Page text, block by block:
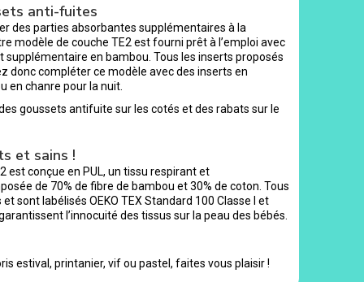
anti-fuites
des parties absorbantes supplémentaires à la
modèle de couche TE2 est fourni prêt à l’emploi avec
en bambou. Tous les inserts proposés
donc compléter ce modèle avec des inserts en
en chanre pour la nuit.
goussets antifuite sur les cotés et des rabats sur le
et sains !
est conçue en PUL, un tissu respirant et
de 70% de fibre de bambou et 30% de coton. Tous
sont labélisés OEKO TEX Standard 100 Classe I et
l’innocuité des tissus sur la peau des bébés.
estival, printanier, vif ou pastel, faites vous plaisir !